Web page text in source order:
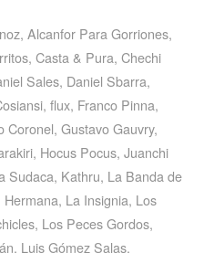
, Alcanfor Para Gorriones,
, Casta & Pura, Chechi
Sales, Daniel Sbarra,
, flux, Franco Pinna,
Coronel, Gustavo Gauvry,
, Hocus Pocus, Juanchi
Sudaca, Kathru, La Banda de
, La Insignia, Los
, Los Peces Gordos,
, Luis Gómez Salas,